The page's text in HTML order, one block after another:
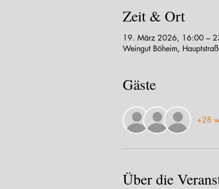
Zeit & Ort
19. März 2026, 16:00 –
Weingut Böheim,
Gäste
+28
Über die